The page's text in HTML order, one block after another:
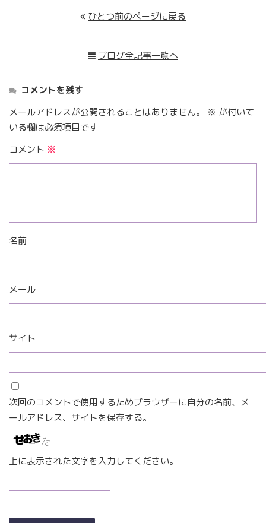
ひとつ前のページに戻る
ブログ全記事一覧へ
コメントを残す
メールアドレスが公開されることはありません。
※ が付いて
いる欄は必須項目です
コメント ※
名前
メール
サイト
次回のコメントで使用するためブラウザーに自分の名前、メ
ールアドレス、サイトを保存する。
上に表示された文字を入力してください。